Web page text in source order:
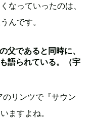
なっていったのは、
んです。
父であると同時に、
語られている。（宇
リンツで『サウン
ますよね。